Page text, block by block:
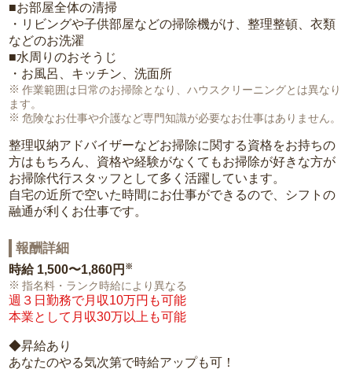
■お部屋全体の清掃
・リビングや子供部屋などの掃除機がけ、整理整頓、衣類
などのお洗濯
■水周りのおそうじ
・お風呂、キッチン、洗面所
作業範囲は日常のお掃除となり、ハウスクリーニングとは異なり
ます。
危険なお仕事や介護など専門知識が必要なお仕事はありません。
整理収納アドバイザーなどお掃除に関する資格をお持ちの
方はもちろん、資格や経験がなくてもお掃除が好きな方が
お掃除代行スタッフとして多く活躍しています。
自宅の近所で空いた時間にお仕事ができるので、シフトの
融通が利くお仕事です。
報酬詳細
時給 1,500〜1,860円 ※
指名料・ランク時給により異なる
週３日勤務で月収10万円も可能
本業として月収30万以上も可能
◆昇給あり
あなたのやる気次第で時給アップも可！